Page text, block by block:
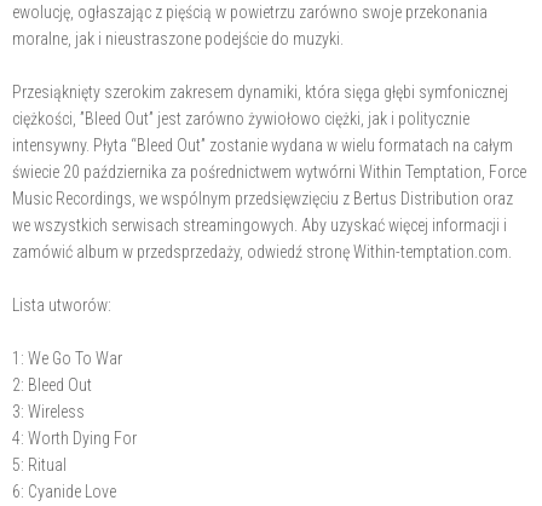
ewolucję, ogłaszając z pięścią w powietrzu zarówno swoje przekonania
moralne, jak i nieustraszone podejście do muzyki.
Przesiąknięty szerokim zakresem dynamiki, która sięga głębi symfonicznej
ciężkości, ”Bleed Out” jest zarówno żywiołowo ciężki, jak i politycznie
intensywny. Płyta “Bleed Out” zostanie wydana w wielu formatach na całym
świecie 20 października za pośrednictwem wytwórni Within Temptation, Force
Music Recordings, we wspólnym przedsięwzięciu z Bertus Distribution oraz
we wszystkich serwisach streamingowych. Aby uzyskać więcej informacji i
zamówić album w przedsprzedaży, odwiedź stronę Within-temptation.com.
Lista utworów:
1: We Go To War
2: Bleed Out
3: Wireless
4: Worth Dying For
5: Ritual
6: Cyanide Love